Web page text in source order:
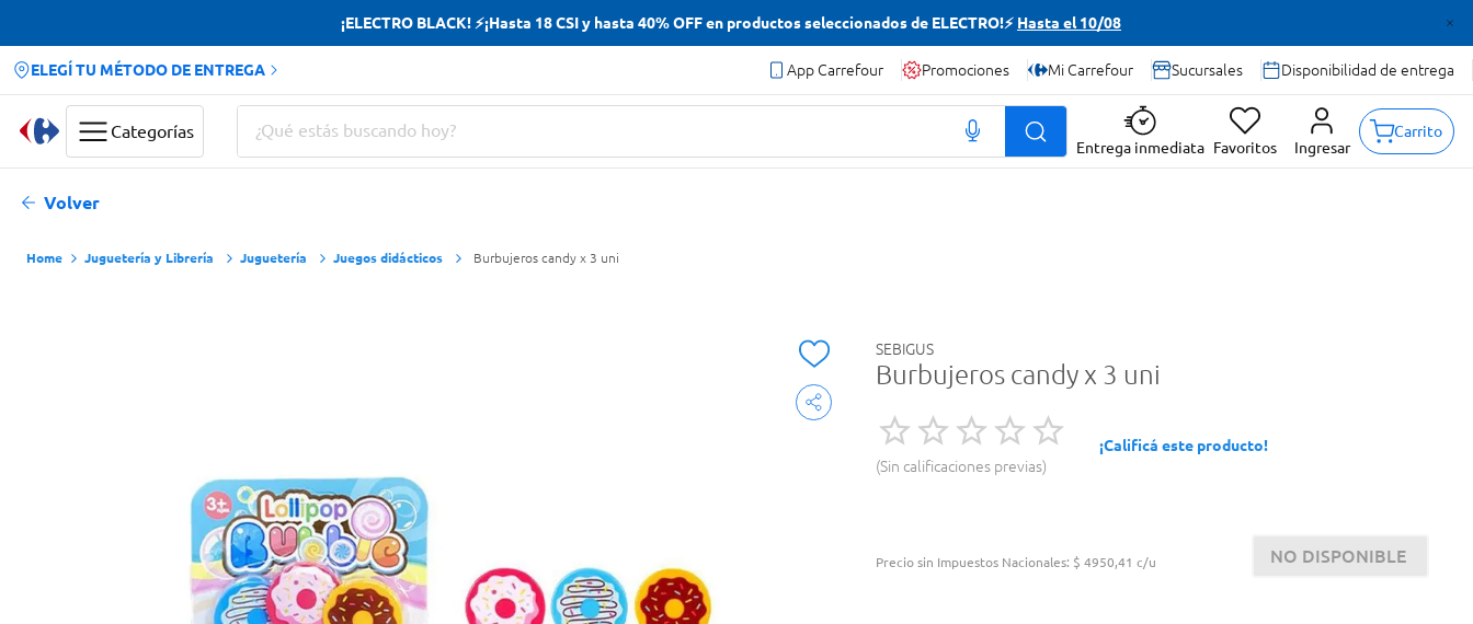
¡ELECTRO BLACK! ⚡¡Hasta 18 CSI y hasta 40% OFF en productos seleccionados de ELECTRO!⚡ Hasta el 10/08
ELEGÍ TU MÉTODO DE ENTREGA App Carrefour Promociones Mi Carrefour Sucursales Disponibilidad de entrega
Categorías
¿Qué estás buscando hoy?
Entrega inmediata Favoritos Ingresar
Carrito
Volver
Juguetería y Librería Juguetería Juegos didácticos Burbujeros candy x 3 uni
SEBIGUS
Burbujeros candy x 3 uni
Sin calificaciones previas
¡Calificá este producto!
Precio sin Impuestos Nacionales: $ 4950,41 c/u NO DISPONIBLE
Términos más buscados